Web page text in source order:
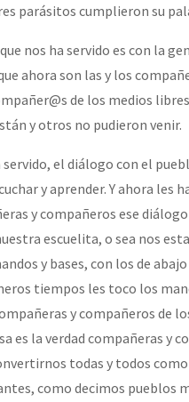
parásitos cumplieron su
nos ha servido es con la
ahora son las y los
de los medios
y otros no pudieron venir.
servido, el diálogo con el
y aprender. Y ahora les
y compañeros ese diálogo
escuelita, o sea nos
y bases, con los de
tiempos les toco los
y compañeros de
es la verdad compañeras y
todas y todos
como decimos pueblos